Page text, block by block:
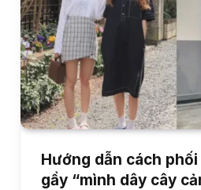
Hướng dẫn cách
gầy “mình dây cây